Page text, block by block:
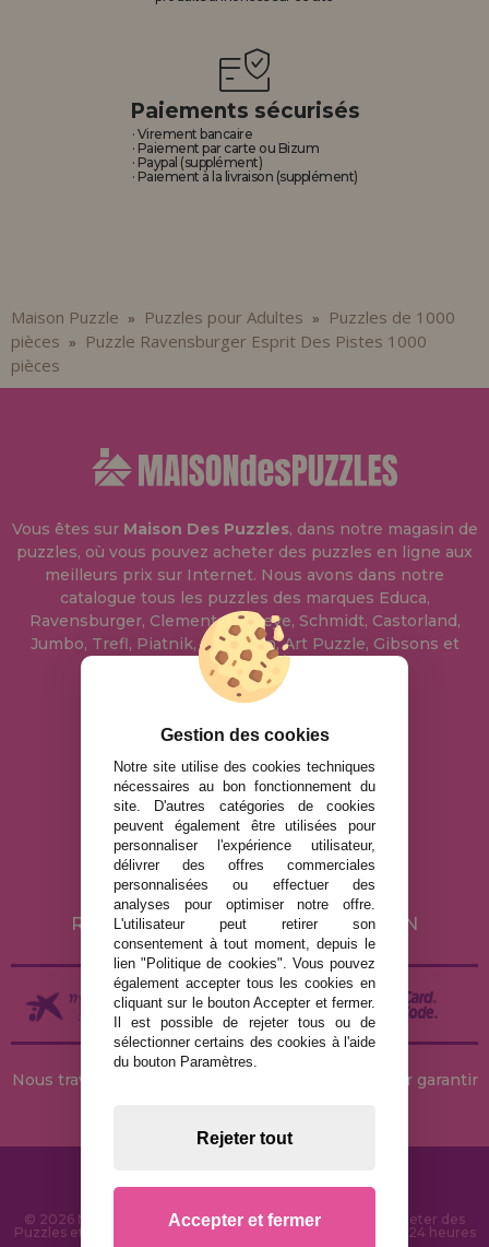
Paiements sécurisés
· Virement bancaire
· Paiement par carte ou Bizum
· Paypal (supplément)
· Paiement à la livraison (supplément)
Maison Puzzle » Puzzles pour Adultes »
Puzzles de 1000
pièces »
Puzzle Ravensburger Esprit Des Pistes 1000
pièces
Vous êtes sur Maison Des Puzzles, dans notre magasin de
puzzles, où vous pouvez acheter des puzzles en ligne aux
meilleurs prix sur Internet. Nous avons dans notre
catalogue tous les puzzles des marques Educa,
Ravensburger, Clementoni, Heye, Schmidt, Castorland,
Jumbo, Trefl, Piatnik, Anatolian, Art Puzzle, Gibsons et
bien d'autres.
info@maisondespuzzles.fr
MENTIONS LÉGALES
POLITIQUE DE CONFIDENTIALITÉ
POLITIQUE DE COOKIES
LIVRAISON ET RETOUR
RETOURS / DROIT DE RÉTRACTATION
Nous travaillons avec des stocks permanents pour garantir
© 2026 MaisonDesPuzzles.fr - Boutique en ligne pour acheter des
Puzzles et des Casse-têtes sur Internet. Livraison rapide en 24 heures
Gestion des cookies
Notre site utilise des cookies techniques
nécessaires au bon fonctionnement du
site. D'autres catégories de cookies
peuvent également être utilisées pour
personnaliser l'expérience utilisateur,
délivrer des offres commerciales
personnalisées ou effectuer des
analyses pour optimiser notre offre.
L'utilisateur peut retirer son
consentement à tout moment, depuis le
lien "Politique de cookies". Vous pouvez
également accepter tous les cookies en
cliquant sur le bouton Accepter et fermer.
Il est possible de rejeter tous ou de
sélectionner certains des cookies à l'aide
du bouton Paramètres.
Rejeter tout
Accepter et fermer